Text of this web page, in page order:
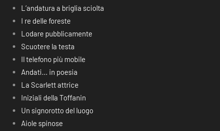
L’andatura a briglia sciolta
I re delle foreste
Lodare pubblicamente
Scuotere la testa
Il telefono più mobile
Andati… in poesia
La Scarlett attrice
Iniziali della Toffanin
Un signorotto del luogo
Aiole spinose